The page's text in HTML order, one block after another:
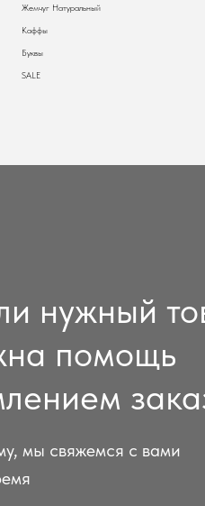
Жемчуг Натуральный
Каффы
Буквы
SALE
нужный
помощь
мы свяжемся с вами